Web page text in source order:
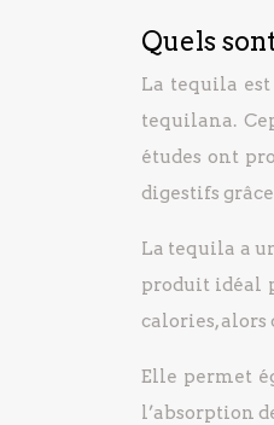
Quels
La tequila
tequilana.
études ont
digestifs
La tequila a
produit idéal
calories, alors
Elle permet
l’absorption